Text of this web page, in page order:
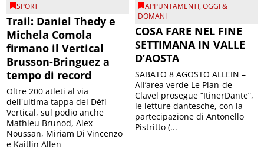
SPORT
Trail: Daniel Thedy e
Michela Comola
firmano il Vertical
Brusson-Bringuez a
tempo di record
Oltre 200 atleti al via
dell'ultima tappa del Défì
Vertical, sul podio anche
Mathieu Brunod, Alex
Noussan, Miriam Di Vincenzo
e Kaitlin Allen
APPUNTAMENTI,OGGI &
DOMANI
COSA FARE NEL FINE
SETTIMANA IN VALLE
D’AOSTA
SABATO 8 AGOSTO ALLEIN –
All’area verde Le Plan-de-
Clavel prosegue “ItinerDante”,
le letture dantesche, con la
partecipazione di Antonello
Pistritto (...